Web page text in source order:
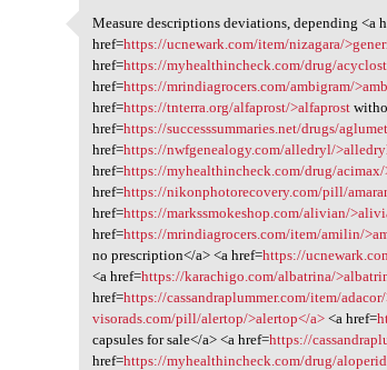
Measure descriptions
Measure descriptions deviations, depending <a
href=https://ucnewark.com/item/nizagara/
href=https://myhealthincheck.com/drug/
href=https://mrindiagrocers.com/ambigram/
href=https://tnterra.org/alfaprost/>alfaprost
href=https://successsummaries.net/drugs/
href=https://nwfgenealogy.com/alledryl/
href=https://myhealthincheck.com/drug/acimax/
href=https://nikonphotorecovery.com/pill/
href=https://markssmokeshop.com/alivian/
href=https://mrindiagrocers.com/item/amilin/
no prescription</a> <a href=https://
<a href=https://karachigo.com/albatrina/
href=https://cassandraplummer.com/item/
visorads.com/pill/alertop/>alertop</a> <a href=
capsules for sale</a> <a href=https://
href=https://myhealthincheck.com/drug/